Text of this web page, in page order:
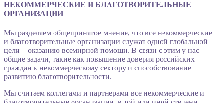
НЕКОММЕРЧЕСКИЕ И БЛАГОТВОРИТЕЛЬНЫЕ
ОРГАНИЗАЦИИ
Мы разделяем общепринятое мнение, что все некоммерческие
и благотворительные организации служат одной глобальной
цели – оказанию всемирной помощи. В связи с этим у нас
общие задачи, такие как повышение доверия российских
граждан к некоммерческому сектору и способствование
развитию благотворительности.
Мы считаем коллегами и партнерами все некоммерческие и